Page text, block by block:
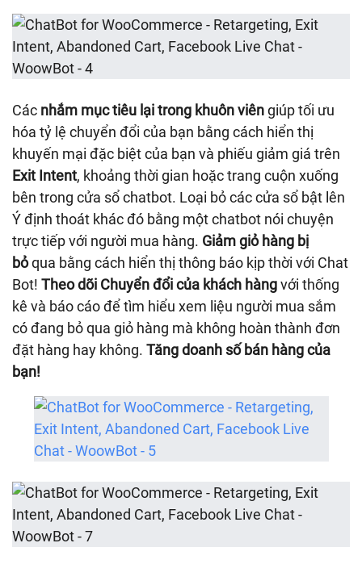
Các nhắm mục tiêu lại trong khuôn viêngiúp tối ưu
hóa tỷ lệ chuyển đổi của bạn bằng cách hiển thị
khuyến mại đặc biệt của bạn và phiếu giảm giá trên
Exit Intent, khoảng thời gian hoặc trang cuộn xuống
bên trong cửa sổ chatbot. Loại bỏ các cửa sổ bật lên
Ý định thoát khác đó bằng một chatbot nói chuyện
trực tiếp với người mua hàng. Giảm giỏ hàng bị
bỏqua bằng cách hiển thị thông báo kịp thời với Chat
Bot! Theo dõi Chuyển đổi của khách hàngvới thống
kê và báo cáo để tìm hiểu xem liệu người mua sắm
có đang bỏ qua giỏ hàng mà không hoàn thành đơn
đặt hàng hay không. Tăng doanh số bán hàng của
bạn!